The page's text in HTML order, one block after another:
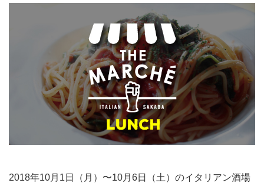
2018年10月1日（月）〜10月6日（土）のイタリアン酒場